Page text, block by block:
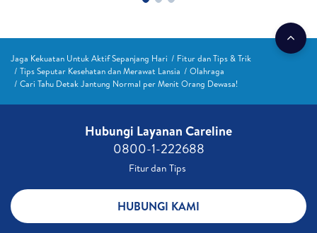
Jaga Kekuatan Untuk Aktif Sepanjang Hari
Fitur dan Tips & Trik
Tips Seputar Kesehatan dan Merawat Lansia
Olahraga
Cari Tahu Detak Jantung Normal per Menit Orang Dewasa!
Hubungi Layanan Careline​
0800-1-222688​
Fitur dan Tips ​
HUBUNGI KAMI